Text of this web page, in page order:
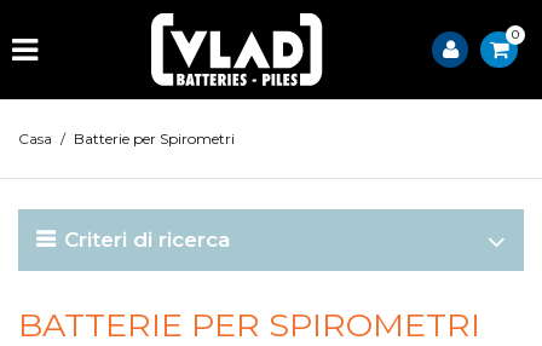
0
Casa / Batterie per Spirometri
Criteri di ricerca
BATTERIE PER SPIROMETRI